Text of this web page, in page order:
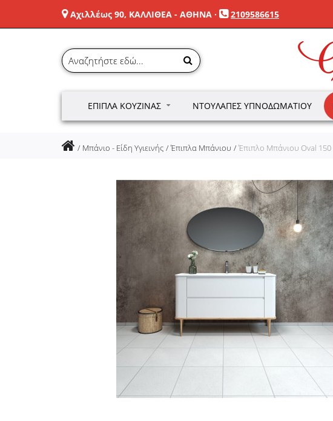
Αχιλλέως 90, ΚΑΛΛΙΘΕΑ - ΑΘΗΝΑ · 2109586615
ΈΠΙΠΛΑ ΚΟΥΖΊΝΑΣ ΝΤΟΥΛΆΠΕΣ ΥΠΝΟΔΩΜΑΤΊΟΥ
Μπάνιο - Είδη Υγιεινής Έπιπλα Μπάνιου Έπιπλο Μπάνιου Oval 150